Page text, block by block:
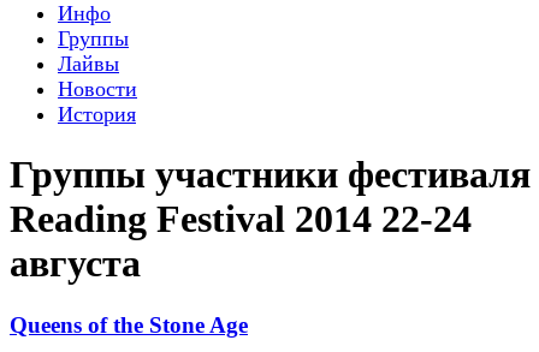
Инфо
Группы
Лайвы
Новости
История
Группы участники фестиваля
Reading Festival 2014 22-24
августа
Queens of the Stone Age